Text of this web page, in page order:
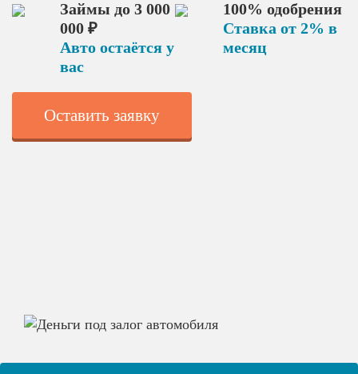
Займы до 3 000
000 ₽
Авто остаётся у
вас
100% одобрения
Ставка от 2% в
месяц
Оставить заявку